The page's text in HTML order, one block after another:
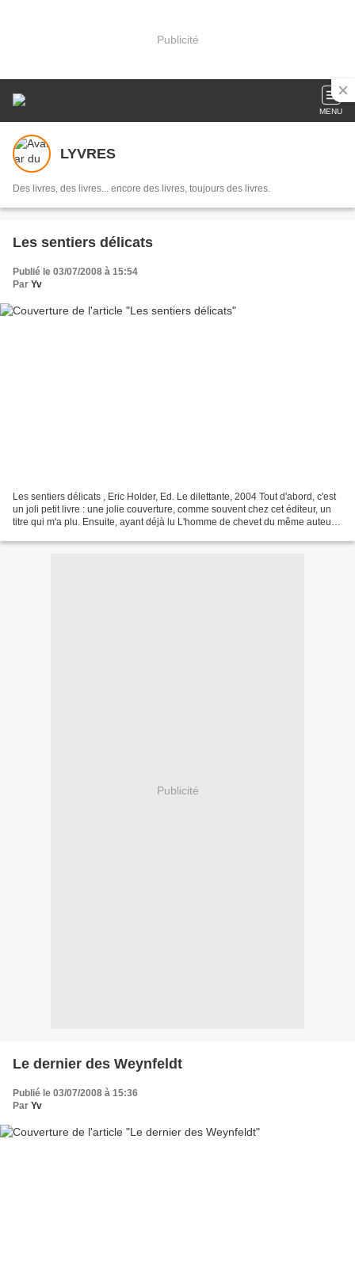
Publicité
MENU
LYVRES
Des livres, des livres... encore des livres, toujours des livres.
Les sentiers délicats
Publié le 03/07/2008 à 15:54
Par Yv
Les sentiers délicats , Eric Holder, Ed. Le dilettante, 2004 Tout d'abord, c'est
un joli petit livre : une jolie couverture, comme souvent chez cet éditeur, un
titre qui m'a plu. Ensuite, ayant déjà lu L'homme de chevet du même auteur
Publicité
Le dernier des Weynfeldt
Publié le 03/07/2008 à 15:36
Par Yv